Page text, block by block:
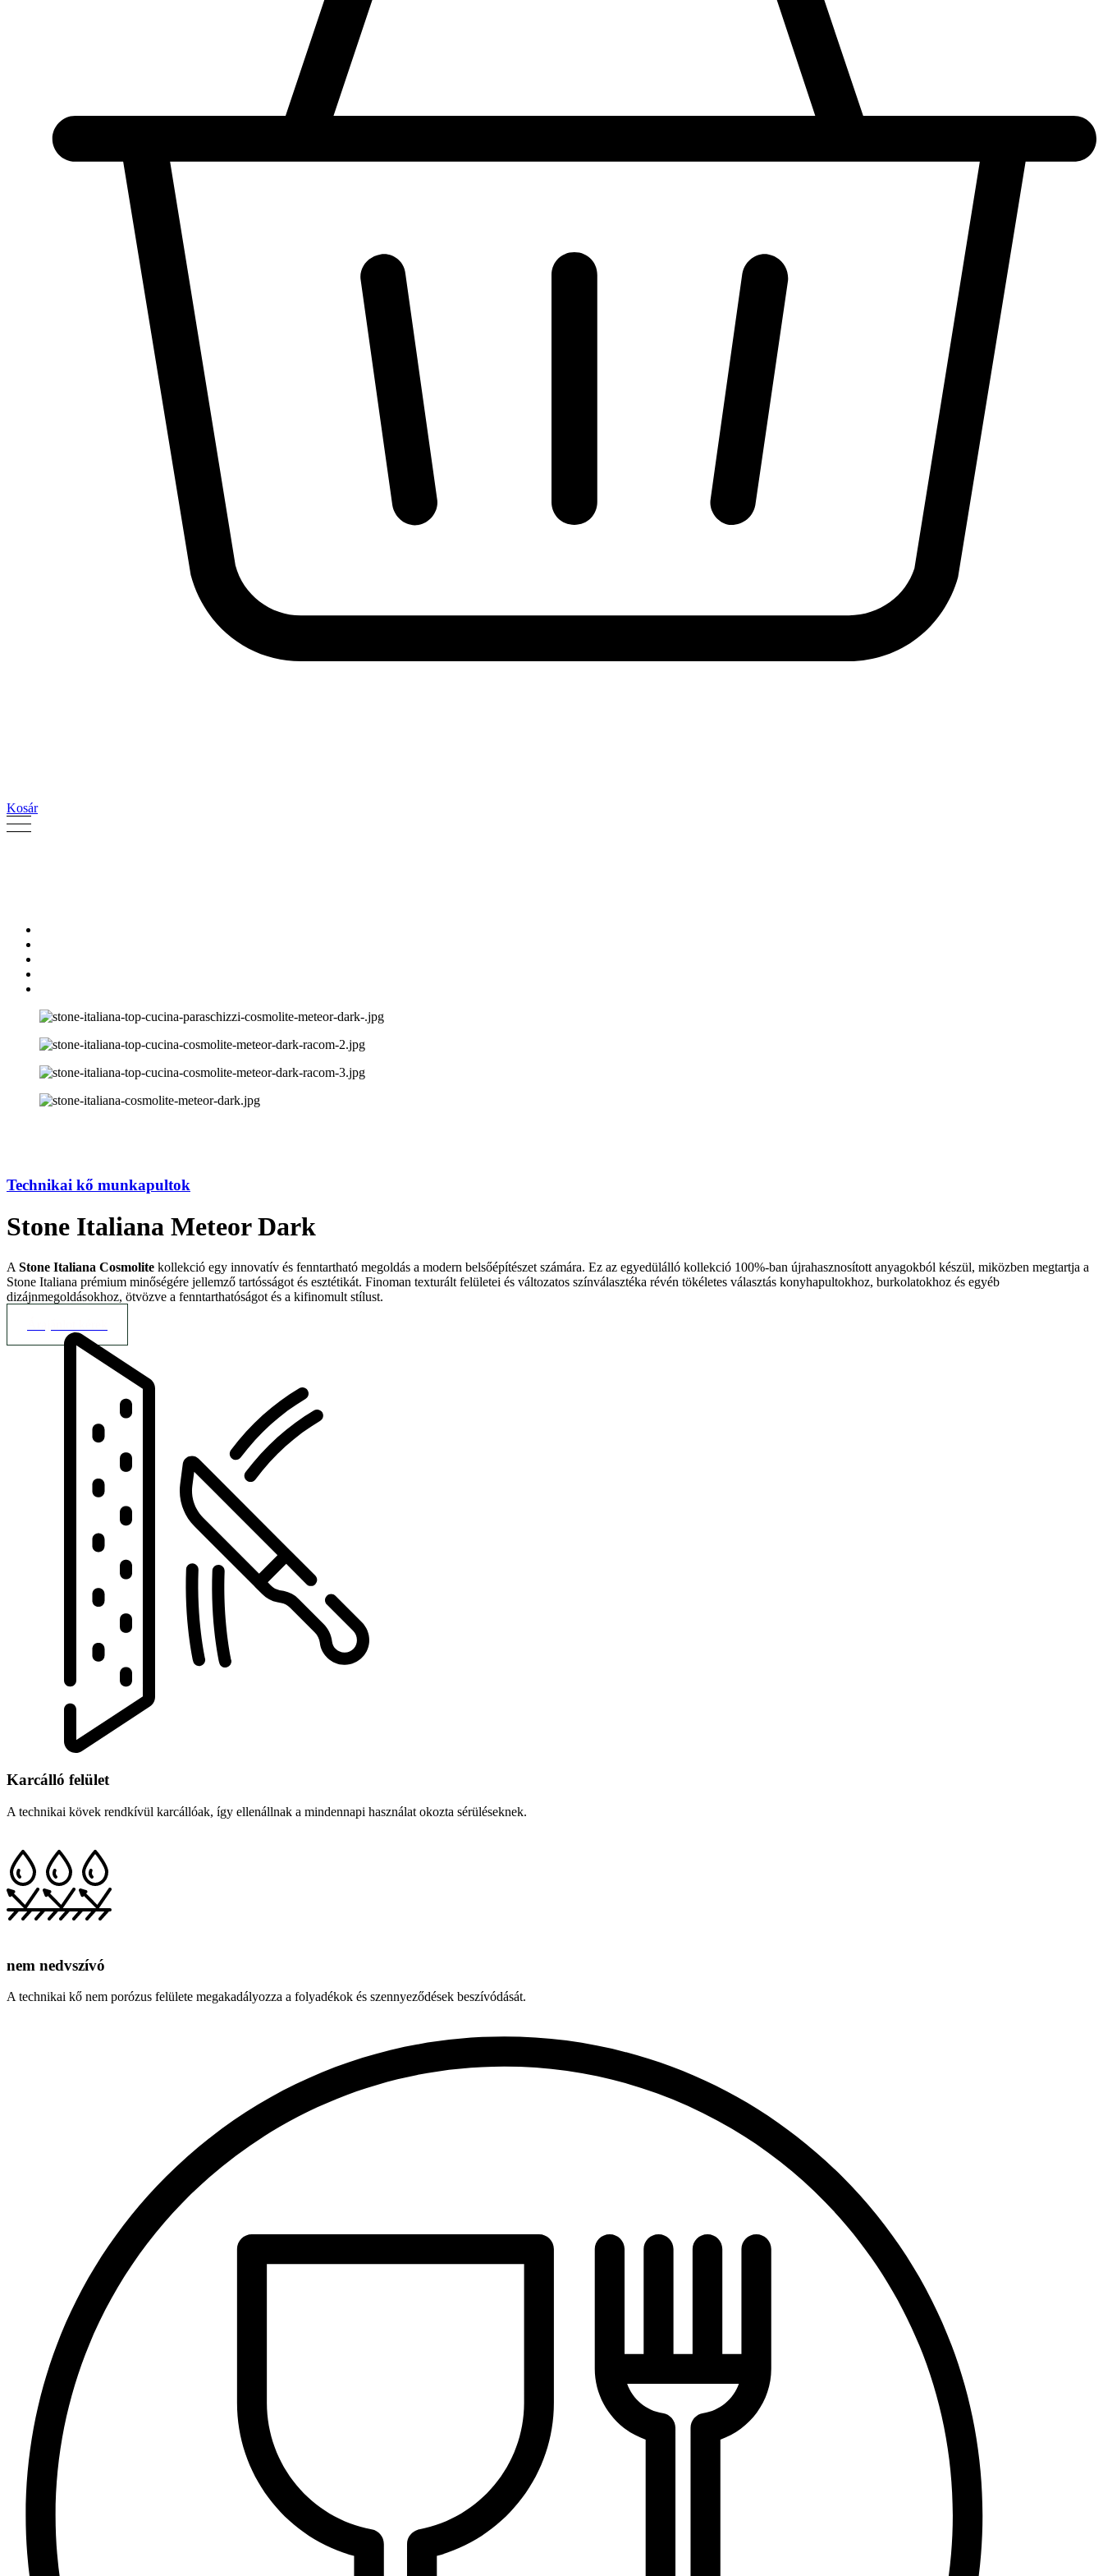
Kosár
Technikai kő munkapultok
Stone Italiana Meteor Dark
A Stone Italiana Cosmolite kollekció egy innovatív és fenntartható megoldás a modern belsőépítészet számára. Ez az egyedülálló kollekció 100%-ban újrahasznosított anyagokból készül, miközben megtartja a
Stone Italiana prémium minőségére jellemző tartósságot és esztétikát. Finoman texturált felületei és változatos színválasztéka révén tökéletes választás konyhapultokhoz, burkolatokhoz és egyéb
dizájnmegoldásokhoz, ötvözve a fenntarthatóságot és a kifinomult stílust.
Karcálló felület
A technikai kövek rendkívül karcállóak, így ellenállnak a mindennapi használat okozta sérüléseknek.
nem nedvszívó
A technikai kő nem porózus felülete megakadályozza a folyadékok és szennyeződések beszívódását.